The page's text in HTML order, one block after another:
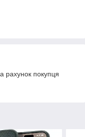
рахунок покупця